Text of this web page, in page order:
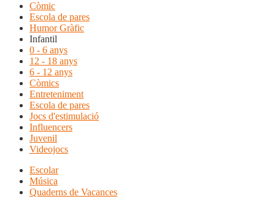
Còmic
Escola de pares
Humor Gràfic
Infantil
0 - 6 anys
12 - 18 anys
6 - 12 anys
Còmics
Entreteniment
Escola de pares
Jocs d'estimulació
Influencers
Juvenil
Videojocs
Escolar
Música
Quaderns de Vacances